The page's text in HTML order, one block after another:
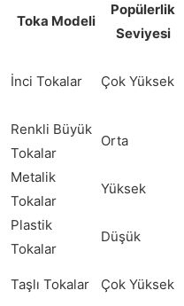
Toka Modeli
Popülerlik
Seviyesi
İnci Tokalar Çok Yüksek
Renkli Büyük
Tokalar
Orta
Metalik
Tokalar
Yüksek
Plastik
Tokalar
Düşük
Taşlı Tokalar Çok Yüksek